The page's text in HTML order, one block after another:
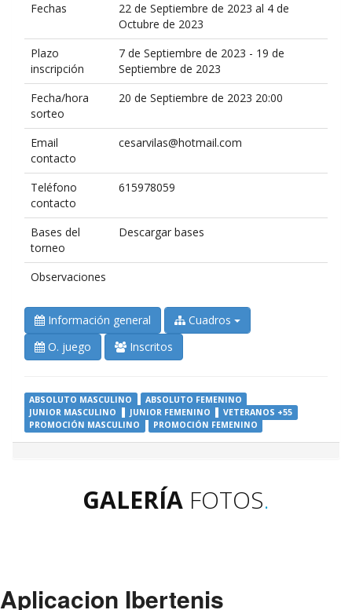
Fechas
22 de Septiembre de 2023 al 4 de
Octubre de 2023
Plazo
inscripción
7 de Septiembre de 2023 - 19 de
Septiembre de 2023
Fecha/hora
sorteo
20 de Septiembre de 2023 20:00
Email
contacto
cesarvilas@hotmail.com
Teléfono
contacto
615978059
Bases del
torneo
Descargar bases
Observaciones
Información general
Cuadros
O. juego
Inscritos
ABSOLUTO MASCULINO
ABSOLUTO FEMENINO
JUNIOR MASCULINO
JUNIOR FEMENINO
VETERANOS +55
PROMOCIÓN MASCULINO
PROMOCIÓN FEMENINO
GALERÍA FOTOS.
Aplicacion Ibertenis